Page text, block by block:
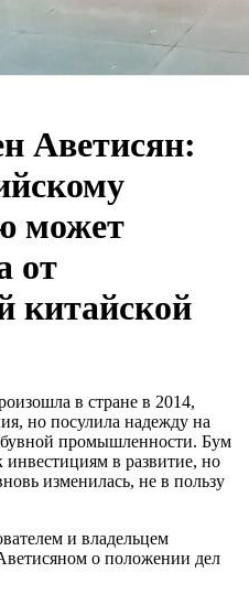
Аветисян:
может
от
китайской
в стране в 2014,
но посулила надежду на
промышленности. Бум
инвестициям в развитие, но
изменилась, не в пользу
и владельцем
о положении дел